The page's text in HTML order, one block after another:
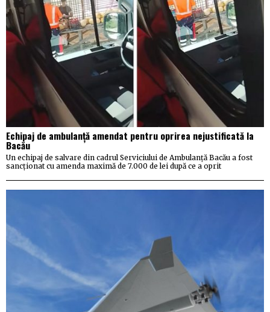
Echipaj de ambulanță amendat pentru oprirea nejustificată la
Bacău
Un echipaj de salvare din cadrul Serviciului de Ambulanță Bacău a fost
sancționat cu amenda maximă de 7.000 de lei după ce a oprit